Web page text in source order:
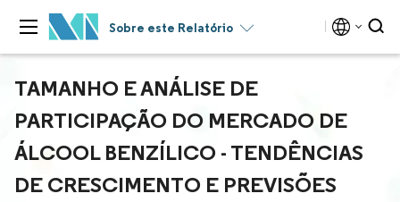
Sobre este Relatório
TAMANHO E ANÁLISE DE
PARTICIPAÇÃO DO MERCADO DE
ÁLCOOL BENZÍLICO - TENDÊNCIAS
DE CRESCIMENTO E PREVISÕES